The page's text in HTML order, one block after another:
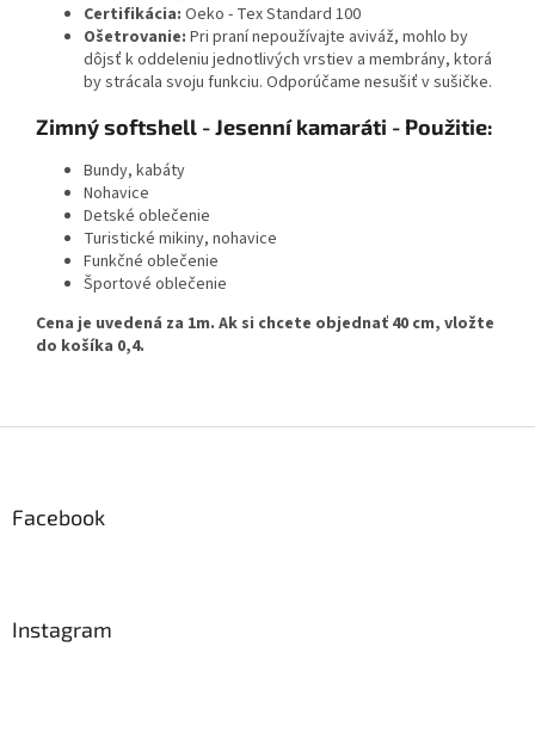
Certifikácia: Oeko - Tex Standard 100
Ošetrovanie: Pri praní nepoužívajte aviváž, mohlo by
dôjsť k oddeleniu jednotlivých vrstiev a membrány, ktorá
by strácala svoju funkciu. Odporúčame nesušiť v sušičke.
Zimný softshell - Jesenní kamaráti - Použitie:
Bundy, kabáty
Nohavice
Detské oblečenie
Turistické mikiny, nohavice
Funkčné oblečenie
Športové oblečenie
Cena je uvedená za 1m. Ak si chcete objednať 40 cm, vložte
do košíka 0,4.
Facebook
Instagram